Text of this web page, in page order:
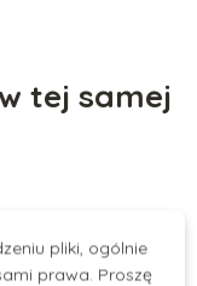
tej samej
pliki, ogólnie
prawa. Proszę